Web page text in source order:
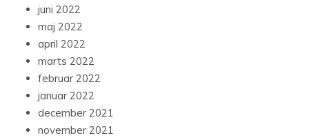
juni 2022
maj 2022
april 2022
marts 2022
februar 2022
januar 2022
december 2021
november 2021